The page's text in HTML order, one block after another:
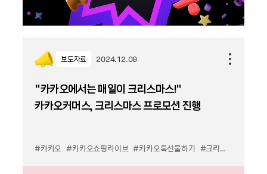
보도자료 2024.12.09
“카카오에서는 매일이 크리스마스!”
카카오커머스, 크리스마스 프로모션 진행
#카카오 #카카오쇼핑라이브 #카카오톡선물하기 #크리스마스